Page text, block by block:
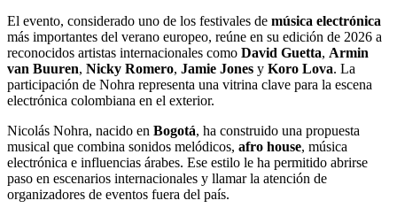
El evento, considerado uno de los festivales de música electrónica
más importantes del verano europeo, reúne en su edición de 2026 a
reconocidos artistas internacionales como David Guetta, Armin
van Buuren, Nicky Romero, Jamie Jones y Koro Lova. La
participación de Nohra representa una vitrina clave para la escena
electrónica colombiana en el exterior.
Nicolás Nohra, nacido en Bogotá, ha construido una propuesta
musical que combina sonidos melódicos, afro house, música
electrónica e influencias árabes. Ese estilo le ha permitido abrirse
paso en escenarios internacionales y llamar la atención de
organizadores de eventos fuera del país.